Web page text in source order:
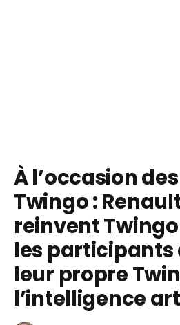
À l’occasion
Twingo :
reinvent
les participants
leur propre
l’intelligence